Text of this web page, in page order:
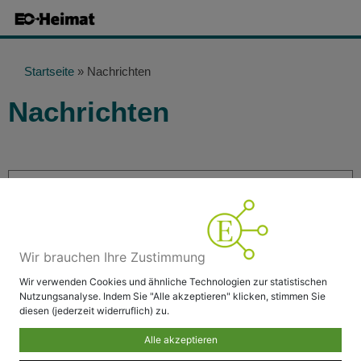
Startseite » Nachrichten
Nachrichten
WIDGETEINBINDUNG
Hier erfahren Sie alles rund um das
Thema Widgeteinbindung auf Ihrer
Website.
Mehr lesen
Wir brauchen Ihre Zustimmung
Wir verwenden Cookies und ähnliche Technologien zur statistischen
Nutzungsanalyse. Indem Sie "Alle akzeptieren" klicken, stimmen Sie
diesen (jederzeit widerruflich) zu.
Alle akzeptieren